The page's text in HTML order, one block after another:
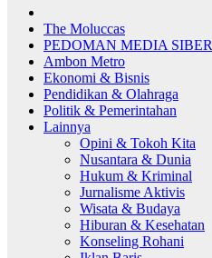
The Moluccas
PEDOMAN MEDIA SIBER
Ambon Metro
Ekonomi & Bisnis
Pendidikan & Olahraga
Politik & Pemerintahan
Lainnya
Opini & Tokoh Kita
Nusantara & Dunia
Hukum & Kriminal
Jurnalisme Aktivis
Wisata & Budaya
Hiburan & Kesehatan
Konseling Rohani